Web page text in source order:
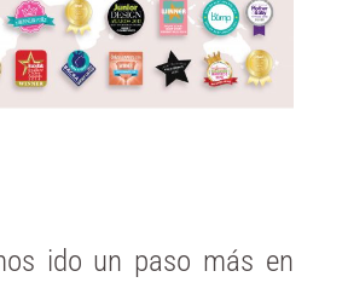
ido un paso más en